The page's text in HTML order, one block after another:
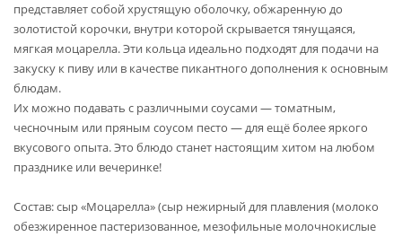
представляет собой хрустящую оболочку, обжаренную до
золотистой корочки, внутри которой скрывается тянущаяся,
мягкая моцарелла. Эти кольца идеально подходят для подачи на
закуску к пиву или в качестве пикантного дополнения к основным
блюдам.
Их можно подавать с различными соусами — томатным,
чесночным или пряным соусом песто — для ещё более яркого
вкусового опыта. Это блюдо станет настоящим хитом на любом
празднике или вечеринке!
Состав: сыр «Моцарелла» (сыр нежирный для плавления (молоко
обезжиренное пастеризованное, мезофильные молочнокислые